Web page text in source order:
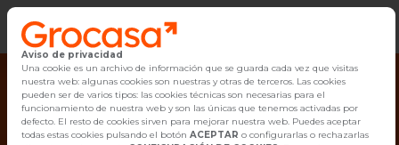
Vender
Buscar Inmuebles
Aviso de privacidad
Una cookie es un archivo de información que se guarda cada vez que visitas
nuestra web: algunas cookies son nuestras y otras de terceros. Las cookies
pueden ser de varios tipos: las cookies técnicas son necesarias para el
funcionamiento de nuestra web y son las únicas que tenemos activadas por
defecto. El resto de cookies sirven para mejorar nuestra web. Puedes aceptar
todas estas cookies pulsando el botón ACEPTAR o configurarlas o rechazarlas